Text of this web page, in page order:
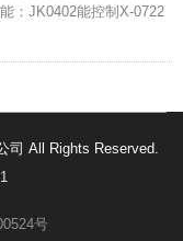
：JK0402能控制X-0722
司 All Rights Reserved.
号